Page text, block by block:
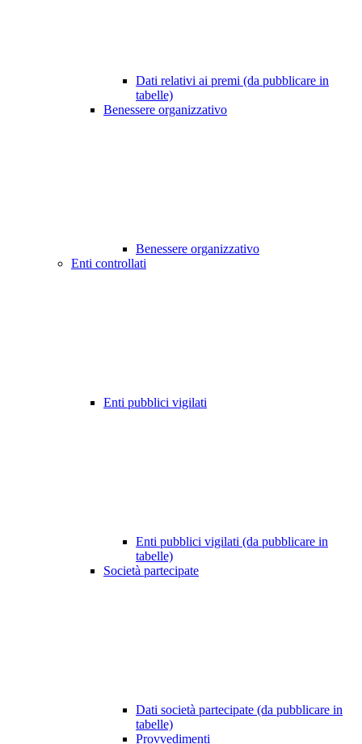
Dati relativi ai premi (da pubblicare in
tabelle)
Benessere organizzativo
Benessere organizzativo
Enti controllati
Enti pubblici vigilati
Enti pubblici vigilati (da pubblicare in
tabelle)
Società partecipate
Dati società partecipate (da pubblicare in
tabelle)
Provvedimenti